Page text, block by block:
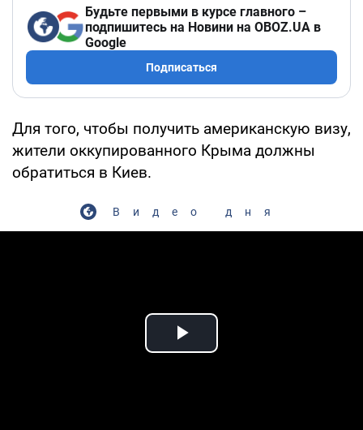
Будьте первыми в курсе главного –
подпишитесь на Новини на OBOZ.UA в
Google
Подписаться
Для того, чтобы получить американскую визу,
жители оккупированного Крыма должны
обратиться в Киев.
Видео дня
Play Video